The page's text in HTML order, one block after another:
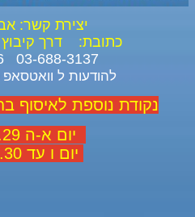
יצירת קשר:
כתובת:
דרך קיבוץ
להודעות ל וואטסאפ 0522-68-48-90
נקודת נוספת לאיסוף
יום א-ה 8.30-16.29
יום ו עד 8.30-12.30